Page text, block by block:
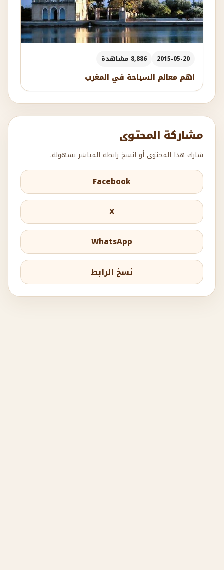
2015-05-20 8,886 مشاهدة
اهم معالم السياحة في المغرب
مشاركة المحتوى
شارك هذا المحتوى أو انسخ رابطه المباشر بسهولة.
Facebook
X
WhatsApp
نسخ الرابط